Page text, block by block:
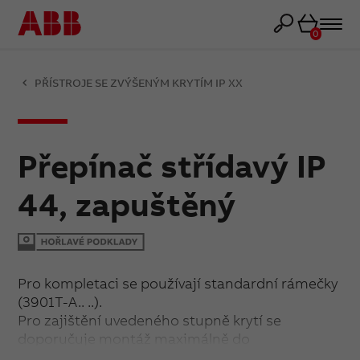
Košík
0
PŘÍSTROJE SE ZVÝŠENÝM KRYTÍM IP XX
Přepínač střídavý IP
44, zapuštěný
Pro kompletaci se používají standardní rámečky
(3901T-A.. ..).
Pro zajištění uvedeného stupně krytí se
doporučuje montáž maximálně do